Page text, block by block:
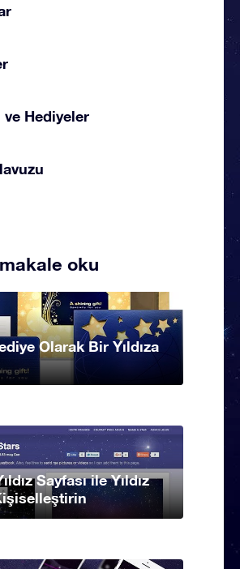
ve Hediyeler
oku
Olarak Bir Yıldıza
Sayfası ile Yıldız